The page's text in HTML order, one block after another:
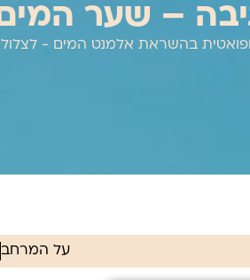
– שער
ופואטית בהשראת אלמנט המים -
על המרחב